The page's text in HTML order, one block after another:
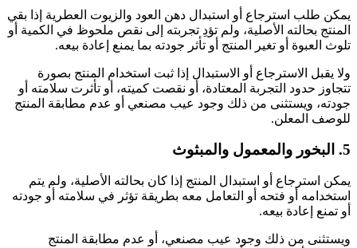
يمكن طلب استرجاع أو استبدال دهن العود والزيوت العطرية إذا بقي
المنتج بحالته الأصلية، ولم تؤدِ تجربته إلى نقص ملحوظ في الكمية أو
تلوث العبوة أو تغير المنتج أو تأثر جودته بما يمنع إعادة بيعه.
ولا يقبل الاسترجاع أو الاستبدال إذا ثبت استخدام المنتج بصورة
تتجاوز حدود التجربة المعتادة، أو نقصت كميته، أو تأثرت سلامته أو
جودته، ويستثنى من ذلك وجود عيب مصنعي أو عدم مطابقة المنتج
للوصف المعلن.
5. البخور والمعمول والمبثوث
يمكن استرجاع أو استبدال المنتج إذا كان بحالته الأصلية، ولم يتم
استخدامه أو فتحه أو التعامل معه بطريقة تؤثر في سلامته أو جودته
أو تمنع إعادة بيعه.
ويستثنى من ذلك وجود عيب مصنعي، أو عدم مطابقة المنتج